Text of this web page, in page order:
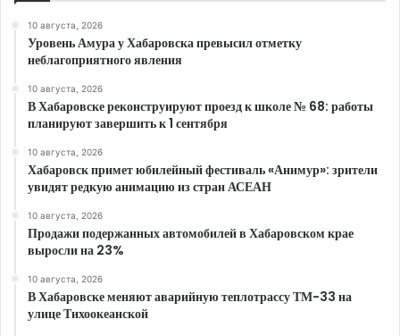
10 августа, 2026
Уровень Амура у Хабаровска превысил отметку
неблагоприятного явления
10 августа, 2026
В Хабаровске реконструируют проезд к школе № 68: работы
планируют завершить к 1 сентября
10 августа, 2026
Хабаровск примет юбилейный фестиваль «Анимур»: зрители
увидят редкую анимацию из стран АСЕАН
10 августа, 2026
Продажи подержанных автомобилей в Хабаровском крае
выросли на 23%
10 августа, 2026
В Хабаровске меняют аварийную теплотрассу ТМ-33 на
улице Тихоокеанской